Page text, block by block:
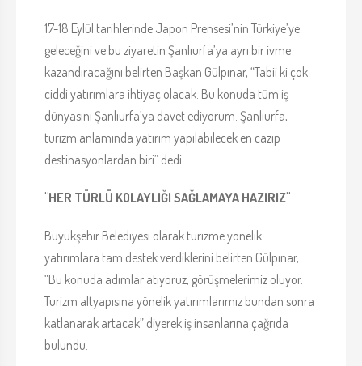
17-18 Eylül tarihlerinde Japon Prensesi’nin Türkiye’ye
geleceğini ve bu ziyaretin Şanlıurfa’ya ayrı bir ivme
kazandıracağını belirten Başkan Gülpınar, “Tabii ki çok
ciddi yatırımlara ihtiyaç olacak. Bu konuda tüm iş
dünyasını Şanlıurfa’ya davet ediyorum. Şanlıurfa,
turizm anlamında yatırım yapılabilecek en cazip
destinasyonlardan biri” dedi.
"HER TÜRLÜ KOLAYLIĞI SAĞLAMAYA HAZIRIZ"
Büyükşehir Belediyesi olarak turizme yönelik
yatırımlara tam destek verdiklerini belirten Gülpınar,
“Bu konuda adımlar atıyoruz, görüşmelerimiz oluyor.
Turizm altyapısına yönelik yatırımlarımız bundan sonra
katlanarak artacak” diyerek iş insanlarına çağrıda
bulundu.